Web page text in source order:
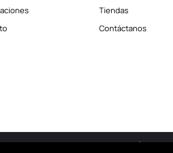
Tiendas
Contáctanos
Términos y Condiciones